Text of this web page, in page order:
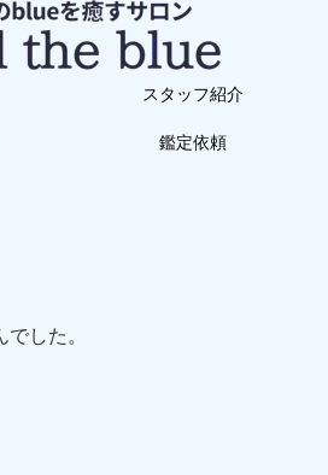
スタッフ紹介
鑑定依頼
した。